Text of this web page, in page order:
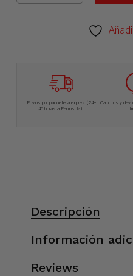
Envíos por paquetería exprés (24-
48 horas a Península).
Cambios y
Descripción
Información
Reviews